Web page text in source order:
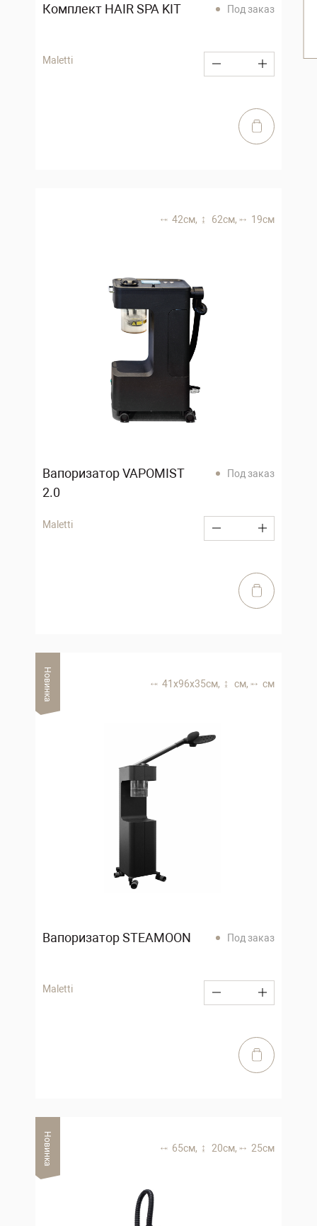
Комплект HAIR SPA KIT Под заказ
Maletti
42 см, 62 см, 19 см
Вапоризатор VAPOMIST
2.0
Под заказ
Maletti
Новинка 41х96х35 см, см, см
Вапоризатор STEAMOON Под заказ
Maletti
Новинка 65 см, 20 см, 25 см